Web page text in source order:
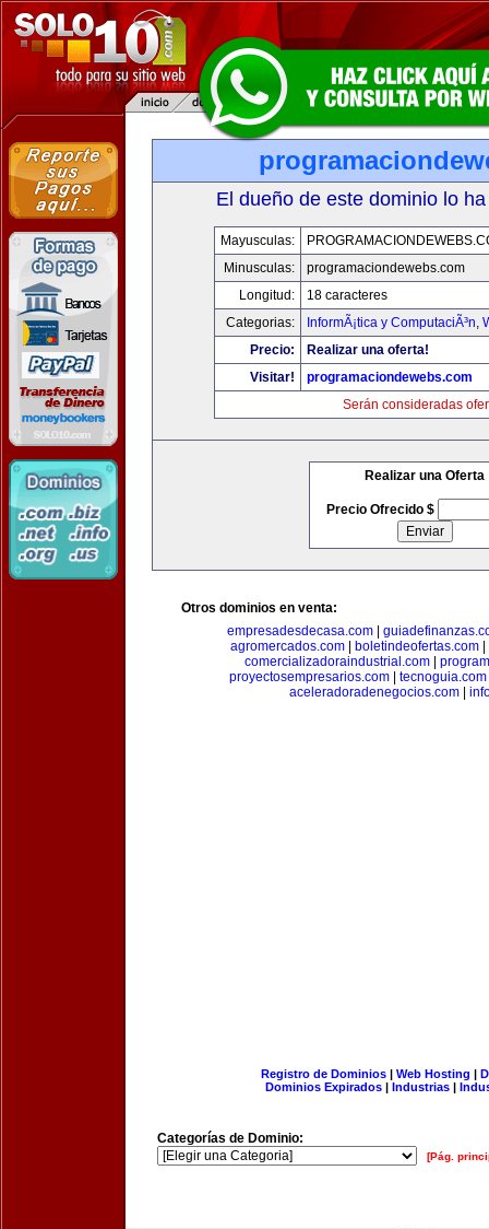
El dueño de este dominio lo
Mayusculas:
Minusculas:
programaciondewebs.com
Longitud:
18 caracteres
Categorias:
InformÃ¡tica y ComputaciÃ³n,
Precio:
Realizar una oferta!
Visitar!
programaciondewebs.com
Serán consideradas
Realizar una Oferta
Precio Ofrecido $
Otros dominios en venta:
empresadesdecasa.com|
agromercados.com
boletindeofertas.com
comercializadoraindustrial.com
proyectosempresarios.com
tecnoguia.com
aceleradoradenegocios.com
Registro de Dominios| Web Hosting |
Dominios Expirados | Industrias |
Categorías de Dominio:
[Pág.